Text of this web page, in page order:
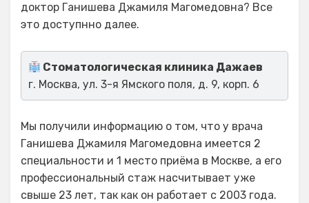
доктор Ганишева Джамиля Магомедовна? Все
это доступнно далее.
Стоматологическая клиника Дажаев
г. Москва, ул. 3-я Ямского поля, д. 9, корп. 6
Мы получили информацию о том, что у врача
Ганишева Джамиля Магомедовна имеется 2
специальности и 1 место приёма в Москве, а его
профессиональный стаж насчитывает уже
свыше 23 лет, так как он работает с 2003 года.